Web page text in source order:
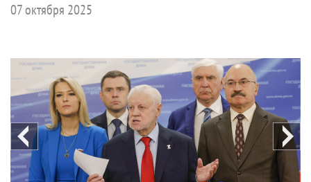
07 октября 2025